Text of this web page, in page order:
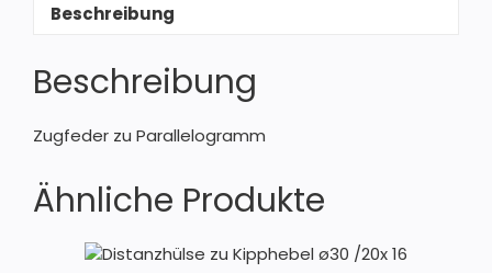
Beschreibung
Beschreibung
Zugfeder zu Parallelogramm
Ähnliche Produkte